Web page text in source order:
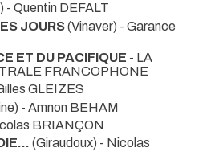
- Quentin DEFALT
JOURS(Vinaver) - Garance
ET DU PACIFIQUE - LA
FRANCOPHONE
GLEIZES
- Amnon BEHAM
BRIANÇON
(Giraudoux) - Nicolas